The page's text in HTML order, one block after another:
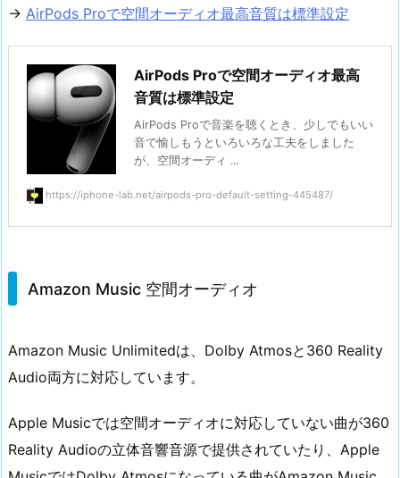
→ AirPods Proで空間オーディオ最高音質は標準設定
AirPods Proで空間オーディオ最高
音質は標準設定
AirPods Proで音楽を聴くとき、少しでもいい
音で愉しもうといろいろな工夫をしました
が、空間オーディ ...
https://iphone-lab.net/airpods-pro-default-setting-445487/
Amazon Music 空間オーディオ
Amazon Music Unlimitedは、Dolby Atmosと360 Reality
Audio両方に対応しています。
Apple Musicでは空間オーディオに対応していない曲が360
Reality Audioの立体音響音源で提供されていたり、Apple